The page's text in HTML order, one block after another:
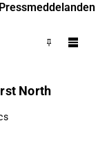
Pressmeddelanden
North